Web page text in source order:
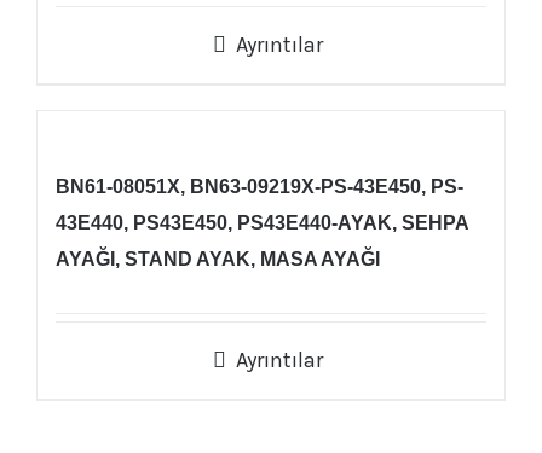
Ayrıntılar
BN61-08051X, BN63-09219X-PS-43E450, PS-
43E440, PS43E450, PS43E440-AYAK, SEHPA
AYAĞI, STAND AYAK, MASA AYAĞI
Ayrıntılar